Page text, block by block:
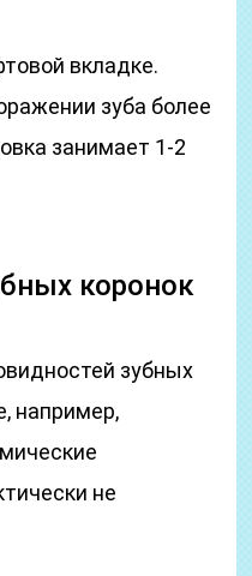
вкладке.
зуба более
занимает 1-2
коронок
зубных
например,
не